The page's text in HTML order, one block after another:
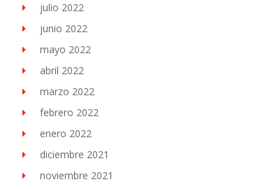
julio 2022
junio 2022
mayo 2022
abril 2022
marzo 2022
febrero 2022
enero 2022
diciembre 2021
noviembre 2021